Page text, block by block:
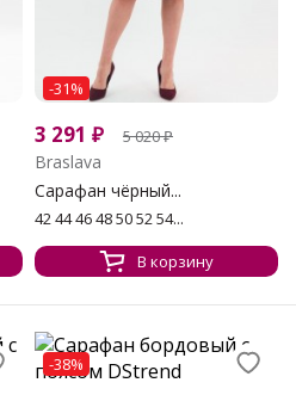
-31%
3 291 ₽ 5 020₽
Braslava
Сарафан чёрный...
42 44 46 48 50 52 54...
В корзину
-38%